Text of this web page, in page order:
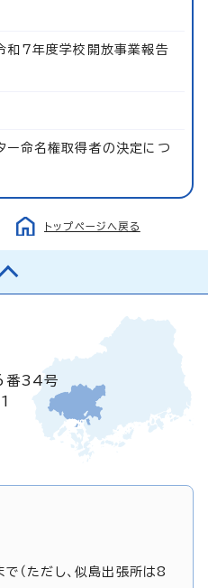
和7年度学校開放事業報告
ー命名権取得者の決定につ
トップページへ戻る
番34号
ただし、似島出張所は8